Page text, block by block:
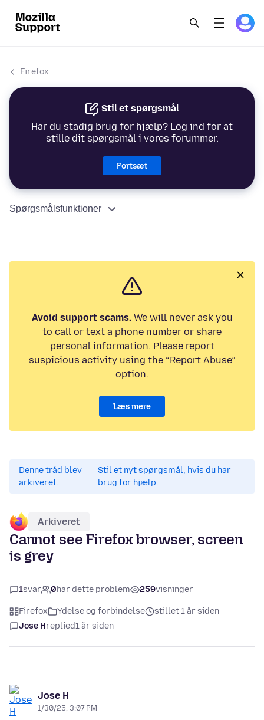
Firefox
Stil et spørgsmål
Har du stadig brug for hjælp? Log ind for at
stille dit spørgsmål i vores forummer.
Fortsæt
Spørgsmålsfunktioner
Avoid support scams.We will never ask you
to call or text a phone number or share
personal information. Please report
suspicious activity using the “Report Abuse”
option.
Læs mere
Denne tråd blev
arkiveret.
Stil et nyt spørgsmål, hvis du har
brug for hjælp.
Arkiveret
Cannot see Firefox browser, screen
is grey
1svar 0har dette problem 259visninger
Firefox Ydelse og forbindelse
stillet 1 år siden
Jose Hreplied1 år siden
Jose H
1/30/25, 3:07 PM